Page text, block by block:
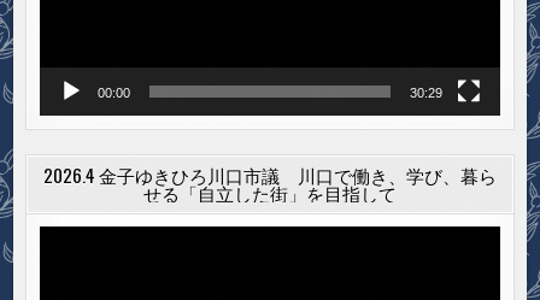
00:00 30:29
2026.4 金子ゆきひろ川口市議 川口で働き、学び、暮ら
せる「自立した街」を目指して